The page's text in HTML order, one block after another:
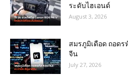
ระดับไฮเอนด์
August 3, 2026
สมรภูมิเดือด ถอด
จีน
July 27, 2026